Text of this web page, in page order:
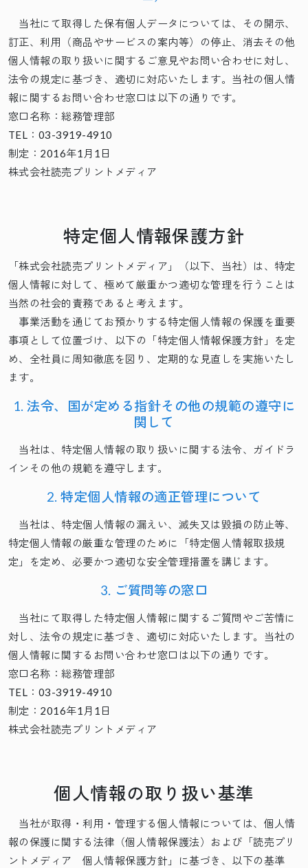
当社にて取得した保有個人データについては、その開示、
訂正、利用（商品やサービスの案内等）の停止、消去その他
個人情報の取り扱いに関するご意見やお問い合わせに対し、
法令の規定に基づき、適切に対応いたします。当社の個人情
報に関するお問い合わせ窓口は以下の通りです。
窓口名称：総務管理部
TEL：03-3919-4910
制定：2016年1月1日
株式会社読売プリントメディア
特定個人情報保護方針
「株式会社読売プリントメディア」（以下、当社）は、特定
個人情報に対して、極めて厳重かつ適切な管理を行うことは
当然の社会的責務であると考えます。
事業活動を通じてお預かりする特定個人情報の保護を重要
事項として位置づけ、以下の「特定個人情報保護方針」を定
め、全社員に周知徹底を図り、定期的な見直しを実施いたし
ます。
1. 法令、国が定める指針その他の規範の遵守に
関して
当社は、特定個人情報の取り扱いに関する法令、ガイドラ
インその他の規範を遵守します。
2. 特定個人情報の適正管理について
当社は、特定個人情報の漏えい、滅失又は毀損の防止等、
特定個人情報の厳重な管理のために「特定個人情報取扱規
定」を定め、必要かつ適切な安全管理措置を講じます。
3. ご質問等の窓口
当社にて取得した特定個人情報に関するご質問やご苦情に
対し、法令の規定に基づき、適切に対応いたします。当社の
個人情報に関するお問い合わせ窓口は以下の通りです。
窓口名称：総務管理部
TEL：03-3919-4910
制定：2016年1月1日
株式会社読売プリントメディア
個人情報の取り扱い基準
当社が取得・利用・管理する個人情報については、個人情
報の保護に関する法律（個人情報保護法）および「読売プリ
ントメディア 個人情報保護方針」に基づき、以下の基準